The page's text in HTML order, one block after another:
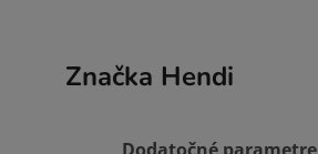
Značka Hendi